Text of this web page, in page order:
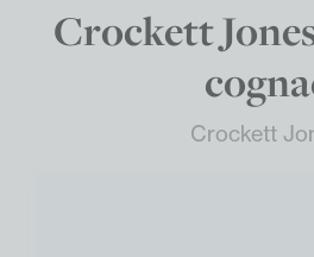
Crockett
Crockett